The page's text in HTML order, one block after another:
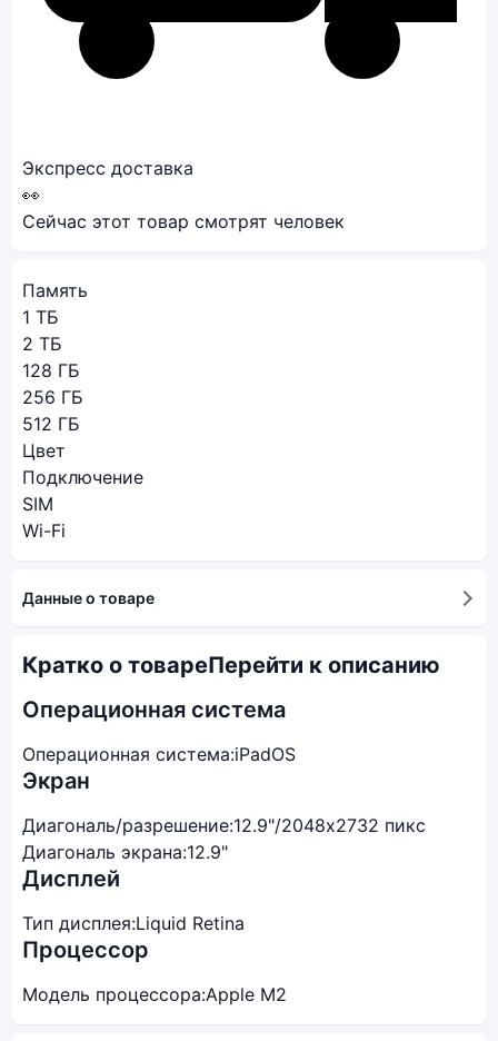
Экспресс доставка
👀
Сейчас этот товар смотрят человек
Память
1 ТБ
2 ТБ
128 ГБ
256 ГБ
512 ГБ
Цвет
Подключение
SIM
Wi-Fi
Данные о товаре
Кратко о товареПерейти к описанию
Операционная система
Операционная система:iPadOS
Экран
Диагональ/разрешение:12.9"/2048x2732 пикс
Диагональ экрана:12.9"
Дисплей
Тип дисплея:Liquid Retina
Процессор
Модель процессора:Apple M2